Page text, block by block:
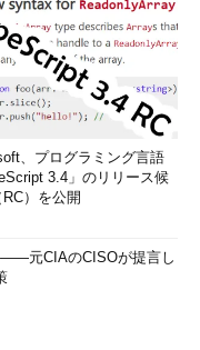
、プログラミング言語
3.4」のリリース候
）を公開
元CIAのCISOが提言し